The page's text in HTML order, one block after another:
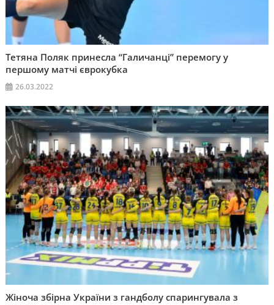
Тетяна Поляк принесла “Галичанці” перемогу у
першому матчі єврокубка
26.03.2022
Жіноча збірна України з гандболу спарингувала з